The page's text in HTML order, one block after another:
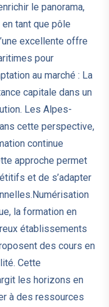
le panorama,
tant que pôle
excellente offre
pour
au marché : La
capitale dans un
Les Alpes-
cette perspective,
continue
approche permet
et de s’adapter
la formation en
établissements
des cours en
Cette
les horizons en
à des ressources